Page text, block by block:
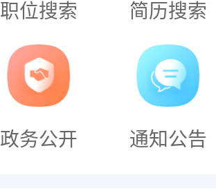
职位搜索 简历搜索
政务公开 通知公告